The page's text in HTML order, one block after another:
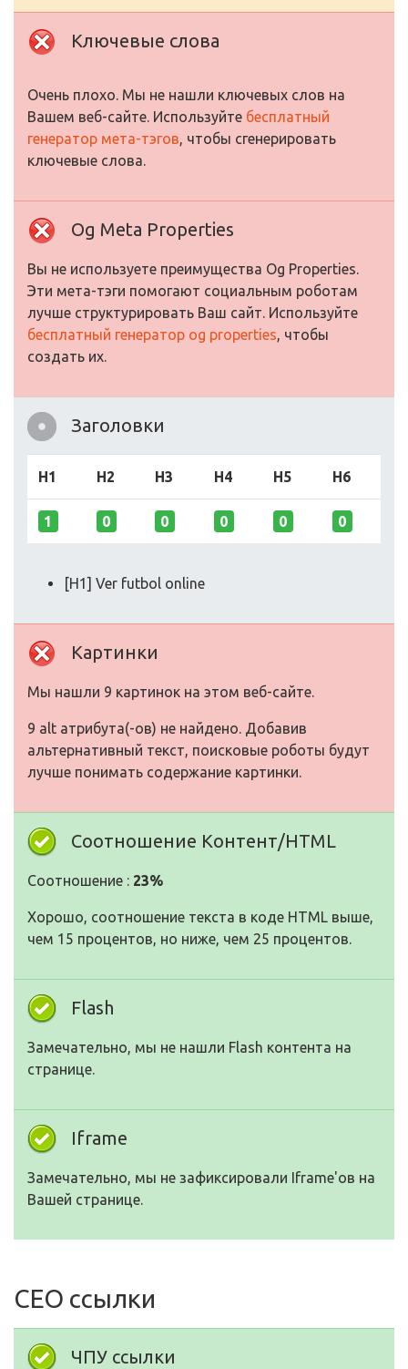
Ключевые слова
Очень плохо. Мы не нашли ключевых слов на
Вашем веб-сайте. Используйте бесплатный
генератор мета-тэгов, чтобы сгенерировать
ключевые слова.
Og Meta Properties
Вы не используете преимущества Og Properties.
Эти мета-тэги помогают социальным роботам
лучше структурировать Ваш сайт. Используйте
бесплатный генератор og properties, чтобы
создать их.
Заголовки
H1 H2 H3 H4 H5 H6
1 0 0 0 0 0
[H1] Ver futbol online
Картинки
Мы нашли 9 картинок на этом веб-сайте.
9 alt атрибута(-ов) не найдено. Добавив
альтернативный текст, поисковые роботы будут
лучше понимать содержание картинки.
Соотношение Контент/HTML
Соотношение : 23%
Хорошо, соотношение текста в коде HTML выше,
чем 15 процентов, но ниже, чем 25 процентов.
Flash
Замечательно, мы не нашли Flash контента на
странице.
Iframe
Замечательно, мы не зафиксировали Iframe'ов на
Вашей странице.
СЕО ссылки
ЧПУ ссылки